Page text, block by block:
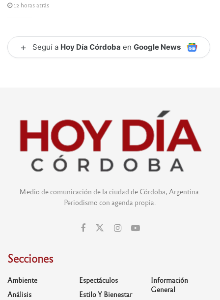
12 horas atrás
+ Seguí a Hoy Día Córdoba en Google News
Medio de comunicación de la ciudad de Córdoba, Argentina.
Periodismo con agenda propia.
Secciones
Ambiente
Análisis
Espectáculos
Estilo Y Bienestar
Información
General